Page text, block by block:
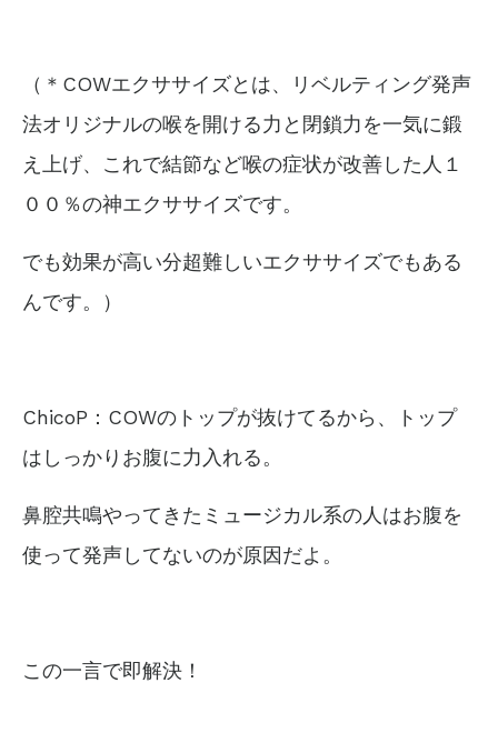
（＊COWエクササイズとは、リベルティング発声
法オリジナルの喉を開ける力と閉鎖力を一気に鍛
え上げ、 これで結節など喉の症状が改善した人１
００％の神エクササイズです。
でも効果が高い分超難しいエクササイズでもある
んです。）
ChicoP：COWのトップが抜けてるから、トップ
はしっかりお腹に力入れる。
鼻腔共鳴やってきたミュージカル系の人はお腹を
使って発声してないのが原因だよ。
この一言で即解決！